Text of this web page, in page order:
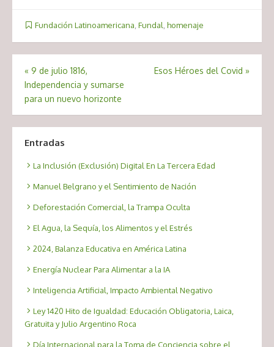
Fundación Latinoamericana Fundal homenaje
Navegación
de
entradas
« 9 de julio 1816,
Independencia y sumarse
para un nuevo horizonte
Esos Héroes del Covid »
Entradas
La Inclusión (Exclusión) Digital En La Tercera Edad
Manuel Belgrano y el Sentimiento de Nación
Deforestación Comercial, la Trampa Oculta
El Agua, la Sequía, los Alimentos y el Estrés
2024, Balanza Educativa en América Latina
Energía Nuclear Para Alimentar a la IA
Inteligencia Artificial, Impacto Ambiental Negativo
Ley 1420 Hito de Igualdad: Educación Obligatoria, Laica,
Gratuita y Julio Argentino Roca
Día Internacional para la Toma de Conciencia sobre el